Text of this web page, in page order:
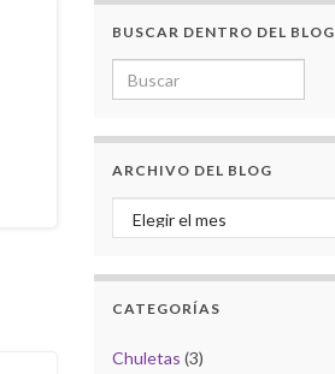
BUSCAR DENTRO DEL BLOG
Search for:
ARCHIVO DEL BLOG
Archivo del Blog
CATEGORÍAS
Chuletas (3)